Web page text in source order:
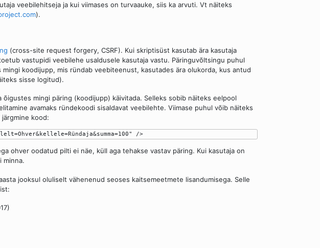
veebilehitseja ja kui viimases on turvaauke, siis ka arvuti. Vt näiteks
).
(cross-site request forgery, CSRF). Kui skriptisüst kasutab ära kasutaja
vastupidi veebilehe usaldusele kasutaja vastu. Päringuvõltsingu puhul
koodijupp, mis ründab veebiteenust, kasutades ära olukorda, kus antud
sisse logitud).
mingi päring (koodijupp) käivitada. Selleks sobib näiteks eelpool
avamaks ründekoodi sisaldavat veebilehte. Viimase puhul võib näiteks
kood:
ohver oodatud pilti ei näe, küll aga tehakse vastav päring. Kui kasutaja on
minna.
jooksul oluliselt vähenenud seoses kaitsemeetmete lisandumisega. Selle